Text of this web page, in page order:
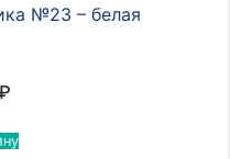
№23 – белая